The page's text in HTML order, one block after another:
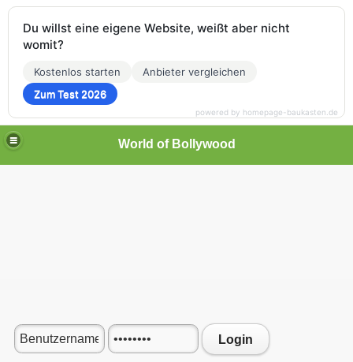
World of Bollywood
Login
Du willst eine eigene Website, weißt aber nicht
womit?
Kostenlos starten
Anbieter vergleichen
Zum Test 2026
powered by homepage-baukasten.de